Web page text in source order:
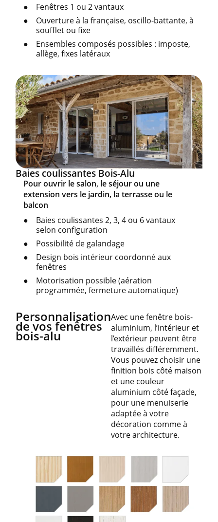
Fenêtres 1 ou 2 vantaux
Ouverture à la française, oscillo-battante, à
soufflet ou fixe
Ensembles composés possibles : imposte,
allège, fixes latéraux
Baies coulissantes Bois-Alu
Pour ouvrir le salon, le séjour ou une
extension vers le jardin, la terrasse ou le
balcon
Baies coulissantes 2, 3, 4 ou 6 vantaux
selon configuration
Possibilité de galandage
Design bois intérieur coordonné aux
fenêtres
Motorisation possible (aération
programmée, fermeture automatique)
Personnalisation
de vos fenêtres
bois-alu
Avec une fenêtre bois-
aluminium, l’intérieur et
l’extérieur peuvent être
travaillés différemment.
Vous pouvez choisir une
finition bois côté maison
et une couleur
aluminium côté façade,
pour une menuiserie
adaptée à votre
décoration comme à
votre architecture.